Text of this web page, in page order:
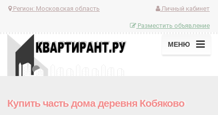
Регион: Московская область Личный кабинет
Разместить объявление
МЕНЮ
Купить часть дома деревня Кобяково